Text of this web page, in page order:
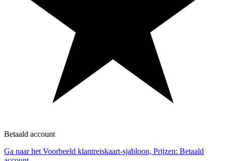
Betaald account
Ga naar het Voorbeeld klantreiskaart-sjabloon, Prijzen: Betaald